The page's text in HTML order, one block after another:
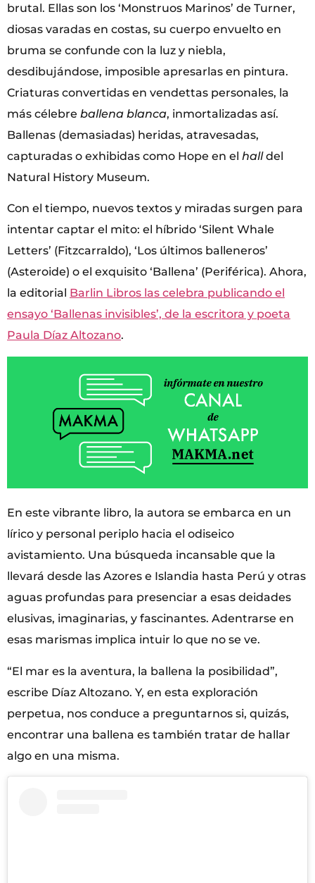
brutal. Ellas son los ‘Monstruos Marinos’ de Turner,
diosas varadas en costas, su cuerpo envuelto en
bruma se confunde con la luz y niebla,
desdibujándose, imposible apresarlas en pintura.
Criaturas convertidas en vendettas personales, la
más célebre ballena blanca, inmortalizadas así.
Ballenas (demasiadas) heridas, atravesadas,
capturadas o exhibidas como Hope en el halldel
Natural History Museum.
Con el tiempo, nuevos textos y miradas surgen para
intentar captar el mito: el híbrido ‘Silent Whale
Letters’ (Fitzcarraldo), ‘Los últimos balleneros’
(Asteroide) o el exquisito ‘Ballena’ (Periférica). Ahora,
la editorial Barlin Libros las celebra publicando el
ensayo ‘Ballenas invisibles’, de la escritora y poeta
Paula Díaz Altozano.
En este vibrante libro, la autora se embarca en un
lírico y personal periplo hacia el odiseico
avistamiento. Una búsqueda incansable que la
llevará desde las Azores e Islandia hasta Perú y otras
aguas profundas para presenciar a esas deidades
elusivas, imaginarias, y fascinantes. Adentrarse en
esas marismas implica intuir lo que no se ve.
“El mar es la aventura, la ballena la posibilidad”,
escribe Díaz Altozano. Y, en esta exploración
perpetua, nos conduce a preguntarnos si, quizás,
encontrar una ballena es también tratar de hallar
algo en una misma.